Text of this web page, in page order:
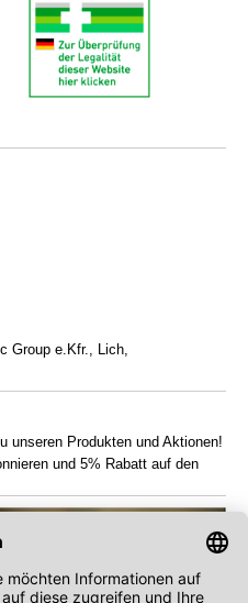
Group e.Kfr., Lich,
unseren Produkten und Aktionen!
und 5% Rabatt auf den